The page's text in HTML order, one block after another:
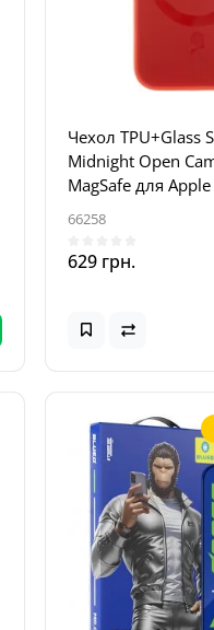
Чехол TPU+Glass
Midnight Open
MagSafe для
66258
629 грн.